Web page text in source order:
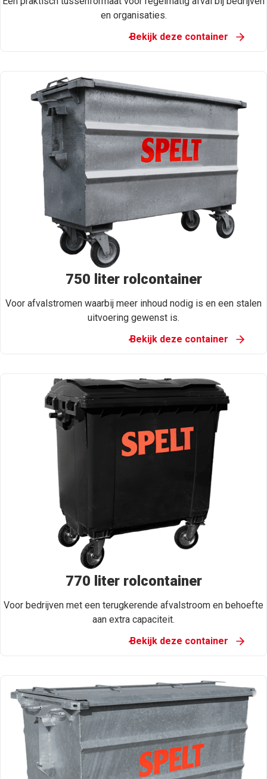
en organisaties.
Bekijk deze container
750 liter rolcontainer
Voor afvalstromen waarbij meer inhoud nodig is en een stalen
uitvoering gewenst is.
Bekijk deze container
770 liter rolcontainer
Voor bedrijven met een terugkerende afvalstroom en behoefte
aan extra capaciteit.
Bekijk deze container